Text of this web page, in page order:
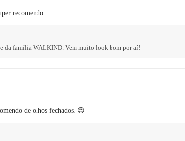
recomendo.
da família WALKIND. Vem muito look bom por aí!
de olhos fechados. 😍